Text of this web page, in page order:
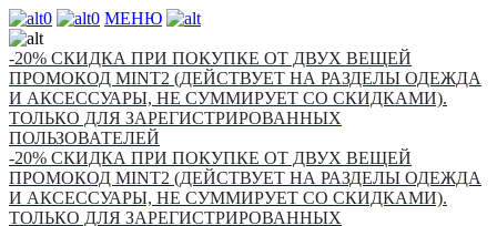
0 0 МЕНЮ
-20% СКИДКА ПРИ ПОКУПКЕ ОТ ДВУХ ВЕЩЕЙ
ПРОМОКОД MINT2 (ДЕЙСТВУЕТ НА РАЗДЕЛЫ ОДЕЖДА
И АКСЕССУАРЫ, НЕ СУММИРУЕТ СО СКИДКАМИ).
ТОЛЬКО ДЛЯ ЗАРЕГИСТРИРОВАННЫХ
ПОЛЬЗОВАТЕЛЕЙ
-20% СКИДКА ПРИ ПОКУПКЕ ОТ ДВУХ ВЕЩЕЙ
ПРОМОКОД MINT2 (ДЕЙСТВУЕТ НА РАЗДЕЛЫ ОДЕЖДА
И АКСЕССУАРЫ, НЕ СУММИРУЕТ СО СКИДКАМИ).
ТОЛЬКО ДЛЯ ЗАРЕГИСТРИРОВАННЫХ